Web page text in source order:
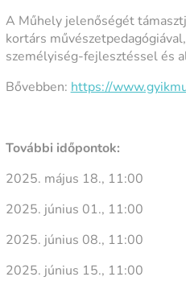
A Műhely jelenőségét
kortárs
személyiség-fejlesztéssel és
Bővebben: https://
További időpontok:
2025. május 18., 11:00
2025. június 01., 11:00
2025. június 08., 11:00
2025. június 15., 11:00